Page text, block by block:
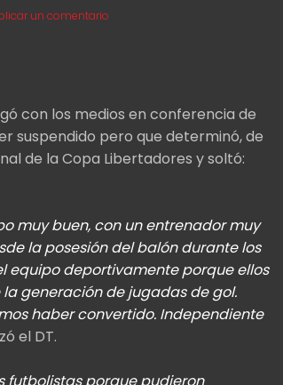
un comentario
con los medios en conferencia de
suspendido pero que determinó, de
de la Copa Libertadores y soltó:
muy buen, con un entrenador muy
la posesión del balón durante los
equipo deportivamente porque ellos
generación de jugadas de gol.
haber convertido. Independiente
el DT.